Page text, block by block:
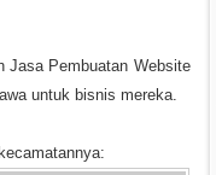
Jasa Pembuatan Website
untuk bisnis mereka.